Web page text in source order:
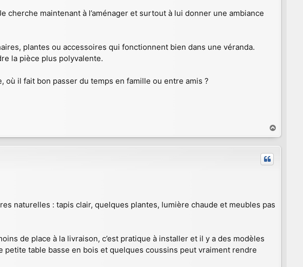
cherche maintenant à l’aménager et surtout à lui donner une ambiance
plantes ou accessoires qui fonctionnent bien dans une véranda.
la pièce plus polyvalente.
il fait bon passer du temps en famille ou entre amis ?
a
u
naturelles : tapis clair, quelques plantes, lumière chaude et meubles pas
de place à la livraison, c’est pratique à installer et il y a des modèles
table basse en bois et quelques coussins peut vraiment rendre